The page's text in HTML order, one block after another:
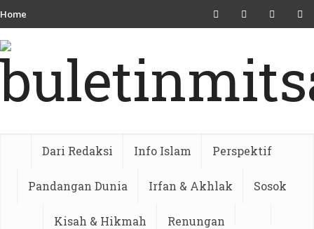
Home
Dari Redaksi Info Islam Perspektif
Pandangan Dunia Irfan & Akhlak Sosok
Kisah & Hikmah Renungan